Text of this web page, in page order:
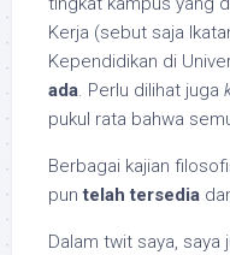
Kerja (sebut saja
Kependidikan di
ada. Perlu dilihat juga
pukul rata bahwa
Berbagai kajian
puntelah tersedia
Dalam twit saya,